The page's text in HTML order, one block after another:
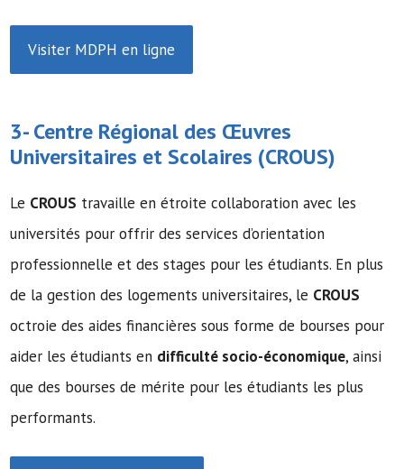
Visiter MDPH en ligne
3- Centre Régional des Œuvres
Universitaires et Scolaires (CROUS)
Le CROUS travaille en étroite collaboration avec les
universités pour offrir des services d’orientation
professionnelle et des stages pour les étudiants. En plus
de la gestion des logements universitaires, le CROUS
octroie des aides financières sous forme de bourses pour
aider les étudiants en difficulté socio-économique, ainsi
que des bourses de mérite pour les étudiants les plus
performants.